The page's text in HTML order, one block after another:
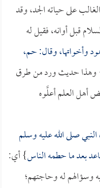
على حياته الجد، وقد
قبل أوانه، فقيل له
وأخواتها، وقال: حم،
حديث ورد من طرق
أهل العلم أعلَّوه
صلى الله عليه وسلم
بعد ما حطمه الناس} أي:
له وحاجتهم؛